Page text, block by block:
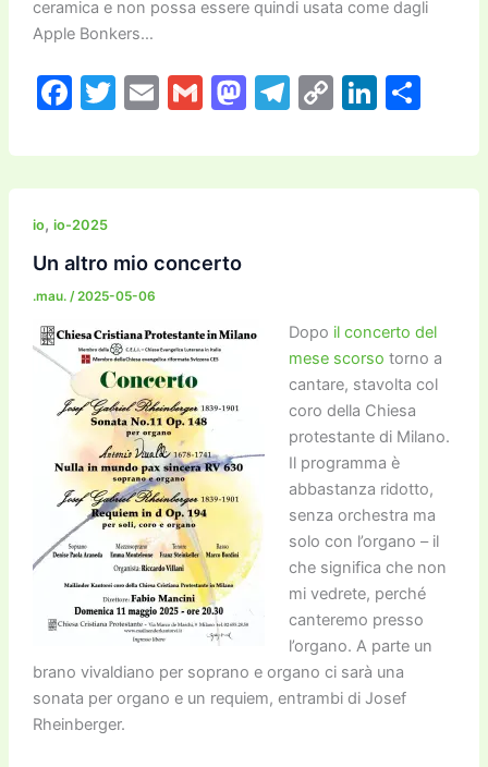
ceramica e non possa essere quindi usata come dagli
Apple Bonkers…
F
c
e
b
o
o
k
T
itt
er
E
ai
l
G
ai
l
M
st
o
T
e
gr
C
p
y
Li
k
e
C
n
di
io, io-2025
Un altro mio concerto
.mau. /2025-05-06
Dopo il concerto del
mese scorso torno a
cantare, stavolta col
coro della Chiesa
protestante di Milano.
Il programma è
abbastanza ridotto,
senza orchestra ma
solo con l’organo – il
che significa che non
mi vedrete, perché
canteremo presso
l’organo. A parte un
brano vivaldiano per soprano e organo ci sarà una
sonata per organo e un requiem, entrambi di Josef
Rheinberger.